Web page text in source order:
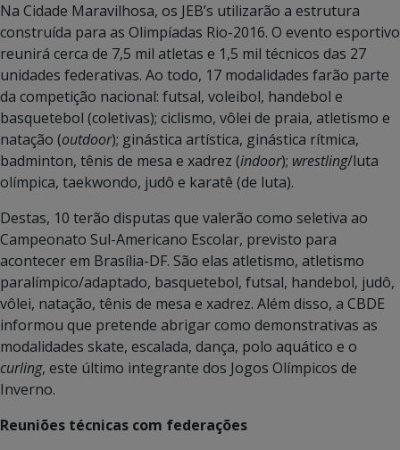
Na Cidade Maravilhosa, os JEB’s utilizarão a estrutura
construída para as Olimpíadas Rio-2016. O evento esportivo
reunirá cerca de 7,5 mil atletas e 1,5 mil técnicos das 27
unidades federativas. Ao todo, 17 modalidades farão parte
da competição nacional: futsal, voleibol, handebol e
basquetebol (coletivas); ciclismo, vôlei de praia, atletismo e
natação (outdoor); ginástica artística, ginástica rítmica,
badminton, tênis de mesa e xadrez (indoor); wrestling/luta
olímpica, taekwondo, judô e karatê (de luta).
Destas, 10 terão disputas que valerão como seletiva ao
Campeonato Sul-Americano Escolar, previsto para
acontecer em Brasília-DF. São elas atletismo, atletismo
paralímpico/adaptado, basquetebol, futsal, handebol, judô,
vôlei, natação, tênis de mesa e xadrez. Além disso, a CBDE
informou que pretende abrigar como demonstrativas as
modalidades skate, escalada, dança, polo aquático e o
curling, este último integrante dos Jogos Olímpicos de
Inverno.
Reuniões técnicas com federações